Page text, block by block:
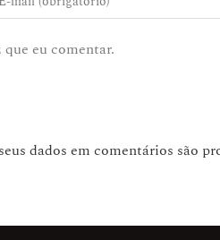
eu comentar.
dados em comentários são